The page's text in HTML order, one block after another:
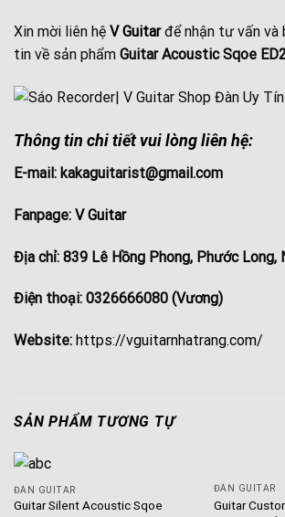
Xin mời liên hệ V Guitarđể nhận tư vấn và
tin về sản phẩm Guitar Acoustic Sqoe
Thông tin chi tiết vui lòng liên hệ:
E-mail: kakaguitarist@gmail.com
Fanpage: V Guitar
Địa chỉ: 839 Lê Hồng Phong, Phước Long,
Điện thoại: 0326666080 (Vương)
Website: https://vguitarnhatrang.com/
SẢN PHẨM TƯƠNG TỰ
ĐÀN GUITAR
Guitar Silent Acoustic Sqoe
ĐÀN GUITAR
Guitar